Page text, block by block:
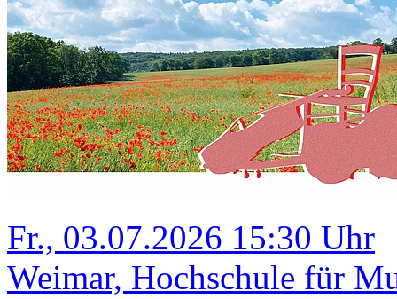
Fr., 03.07.2026 15:30 Uhr
Weimar, Hochschule für